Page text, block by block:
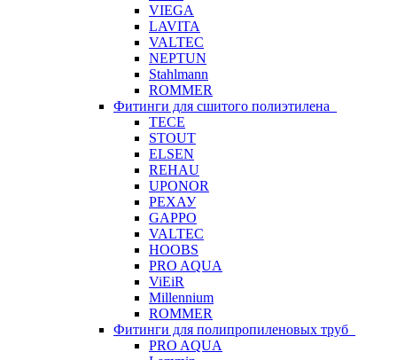
VIEGA
LAVITA
VALTEC
NEPTUN
Stahlmann
ROMMER
Фитинги для сшитого полиэтилена
TECE
STOUT
ELSEN
REHAU
UPONOR
РЕХАУ
GAPPO
VALTEC
HOOBS
PRO AQUA
ViEiR
Millennium
ROMMER
Фитинги для полипропиленовых труб
PRO AQUA